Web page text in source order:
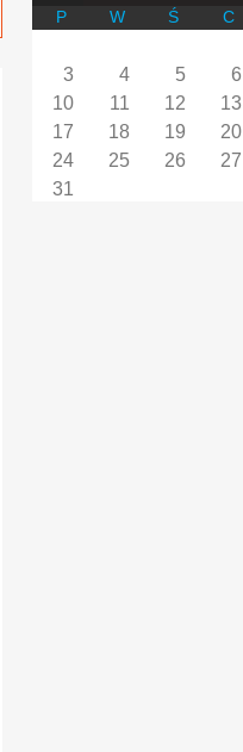
P W Ś C
3
4 5 6
10
11 12 13
17
18 19 20
24
25 26 27
31